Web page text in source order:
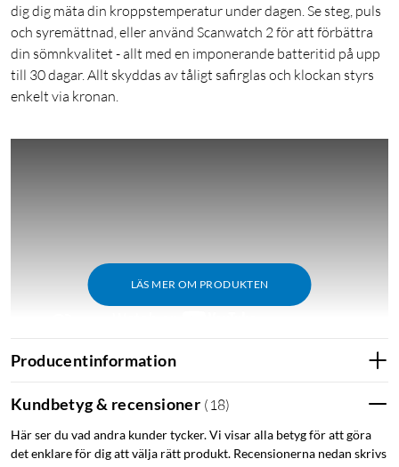
dig dig mäta din kroppstemperatur under dagen. Se steg, puls
och syremättnad, eller använd Scanwatch 2 för att förbättra
din sömnkvalitet - allt med en imponerande batteritid på upp
till 30 dagar. Allt skyddas av tåligt safirglas och klockan styrs
enkelt via kronan.
LÄS MER OM PRODUKTEN
Funktioner
TempTech24/7 mäter din kroppstemperatur under
aktivitet och vardag
Producentinformation
Kundbetyg & recensioner ( 18)
Här ser du vad andra kunder tycker. Vi visar alla betyg för att göra
det enklare för dig att välja rätt produkt. Recensionerna nedan skrivs